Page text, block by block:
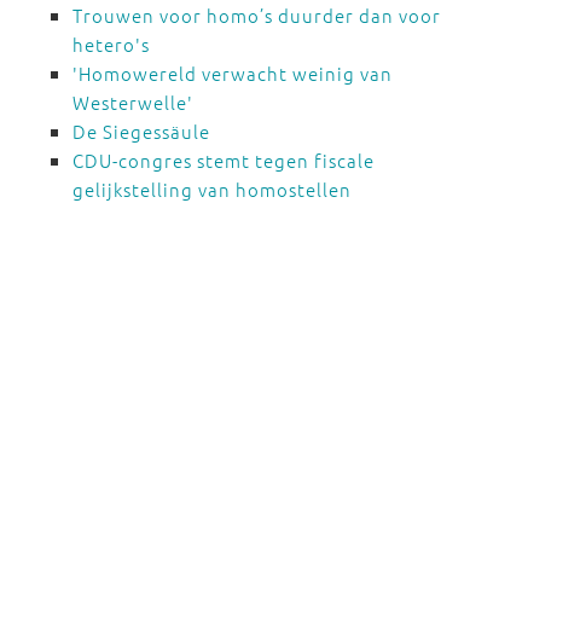
Trouwen voor homo’s duurder dan voor
hetero's
'Homowereld verwacht weinig van
Westerwelle'
De Siegessäule
CDU-congres stemt tegen fiscale
gelijkstelling van homostellen